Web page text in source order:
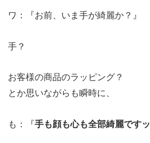
ワ：『お前、いま手が綺麗か？』
手？
お客様の商品のラッピング？
とか思いながらも瞬時に、
も：『手も顔も心も全部綺麗ですッ